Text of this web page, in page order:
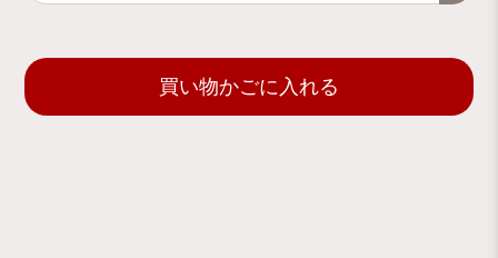
買い物かごに入れる